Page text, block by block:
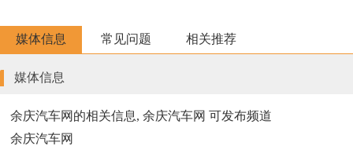
媒体信息 常见问题 相关推荐
媒体信息
余庆汽车网的相关信息, 余庆汽车网 可发布频道
余庆汽车网